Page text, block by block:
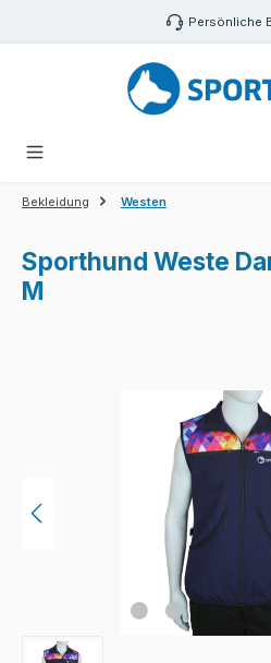
Zum Hauptinhalt springen Persönliche
Bekleidung Westen
Sporthund Weste
M